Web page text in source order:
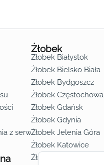
lat 3
z serwisu
Żłobek
Żłobek Białystok
Żłobek Bielsko Biała
Żłobek Bydgoszcz
Żłobek Częstochowa
Żłobek Gdańsk
Żłobek Gdynia
Żłobek Jelenia Góra
Żłobek Katowice
Żłobek Kielce